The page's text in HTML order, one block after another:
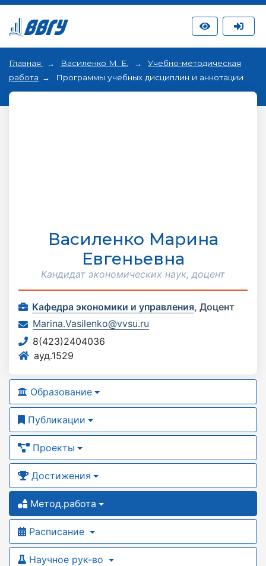
Главная Василенко М. Е.
Учебно-методическая
работа
Программы учебных дисциплин и аннотации
Василенко Марина
Евгеньевна
Кандидат экономических наук, доцент
Кафедра экономики и управления, Доцент
Marina.Vasilenko@vvsu.ru
8(423)2404036
ауд.1529
Образование
Публикации
Проекты
Достижения
Метод.работа
Расписание
Научное рук-во